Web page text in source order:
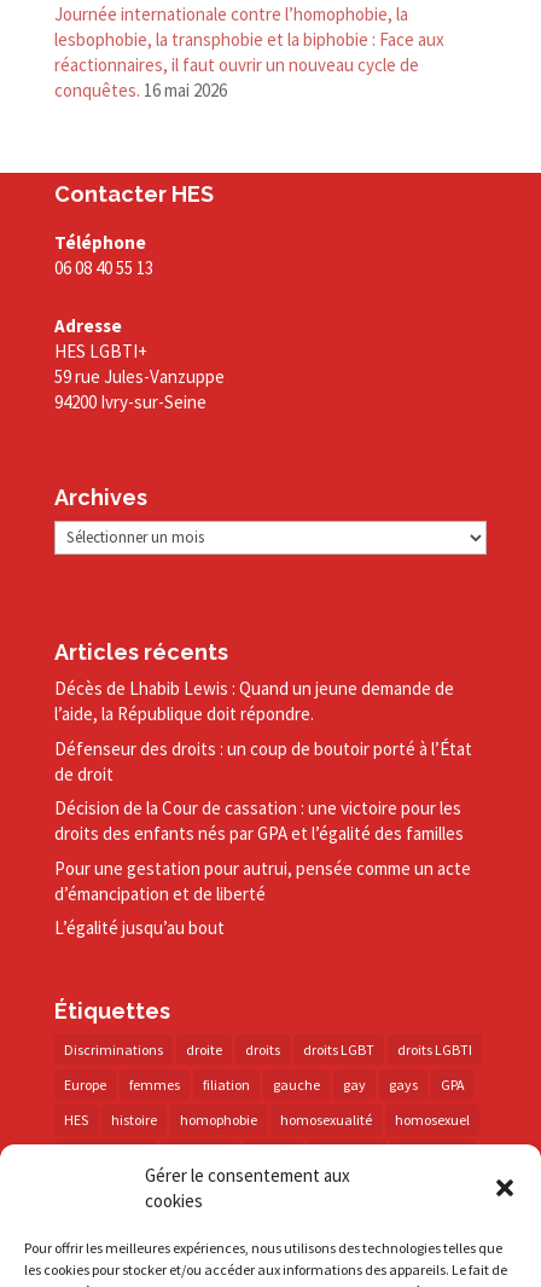
Gérer le consentement aux
cookies
Pour offrir les meilleures expériences, nous utilisons des technologies telles que
les cookies pour stocker et/ou accéder aux informations des appareils. Le fait de
Journée internationale contre l’homophobie, la
lesbophobie, la transphobie et la biphobie : Face aux
réactionnaires, il faut ouvrir un nouveau cycle de
conquêtes. 16 mai 2026
Contacter HES
Téléphone
06 08 40 55 13
Adresse
HES LGBTI+
59 rue Jules-Vanzuppe
94200 Ivry-sur-Seine
Archives
Archives
Articles récents
Décès de Lhabib Lewis : Quand un jeune demande de
l’aide, la République doit répondre.
Défenseur des droits : un coup de boutoir porté à l’État
de droit
Décision de la Cour de cassation : une victoire pour les
droits des enfants nés par GPA et l’égalité des familles
Pour une gestation pour autrui, pensée comme un acte
d’émancipation et de liberté
L’égalité jusqu’au bout
Étiquettes
Discriminations droite droits droits LGBT
droits LGBTI
Europe
femmes filiation gauche gay gays
GPA
HES
histoire homophobie homosexualité
homosexuel
PMA police
prévention